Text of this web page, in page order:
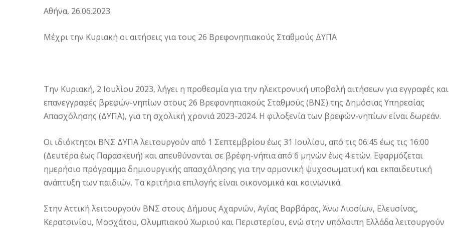
Αθήνα, 26.06.2023
Μέχρι την Κυριακή οι αιτήσεις για τους 26 Βρεφονηπιακούς Σταθμούς ΔΥΠΑ
Την Κυριακή, 2 Ιουλίου 2023, λήγει η προθεσμία για την ηλεκτρονική υποβολή αιτήσεων για εγγραφές και
επανεγγραφές βρεφών-νηπίων στους 26 Βρεφονηπιακούς Σταθμούς (ΒΝΣ) της Δημόσιας Υπηρεσίας
Απασχόλησης (ΔΥΠΑ), για τη σχολική χρονιά 2023-2024. Η φιλοξενία των βρεφών-νηπίων είναι δωρεάν.
Οι ιδιόκτητοι ΒΝΣ ΔΥΠΑ λειτουργούν από 1 Σεπτεμβρίου έως 31 Ιουλίου, από τις 06:45 έως τις 16:00
(Δευτέρα έως Παρασκευή) και απευθύνονται σε βρέφη-νήπια από 6 μηνών έως 4 ετών. Εφαρμόζεται
ημερήσιο πρόγραμμα δημιουργικής απασχόλησης για την αρμονική ψυχοσωματική και εκπαιδευτική
ανάπτυξη των παιδιών. Τα κριτήρια επιλογής είναι οικονομικά και κοινωνικά.
Στην Αττική λειτουργούν ΒΝΣ στους Δήμους Αχαρνών, Αγίας Βαρβάρας, Άνω Λιοσίων, Ελευσίνας,
Κερατσινίου, Μοσχάτου, Ολυμπιακού Χωριού και Περιστερίου, ενώ στην υπόλοιπη Ελλάδα λειτουργούν